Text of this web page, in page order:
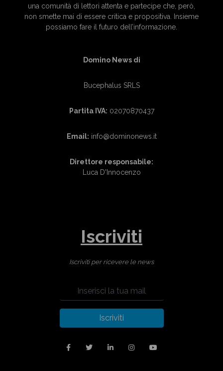
una comunità di lettori attenta e partecipe che, però,
non smette mai di essere critica e propositiva. Insieme
possiamo fare il futuro dell’informazione.
Domino News di
Bucephalus SRLS
Partita IVA: 02070870437
Email: info@dominonews.it
Direttore responsabile:
Luca D'Innocenzo
Iscriviti
Iscriviti per ricevere le news
Iscriviti